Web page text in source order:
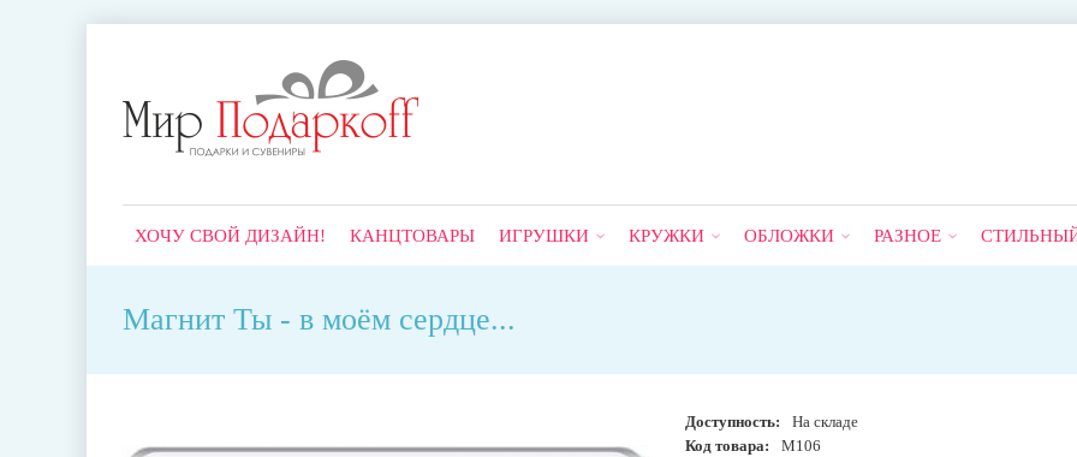
ХОЧУ СВОЙ ДИЗАЙН! КАНЦТОВАРЫ ИГРУШКИ КРУЖКИ ОБЛОЖКИ РАЗНОЕ
Магнит Ты - в моём сердце...
Доступность:
На складе
Код товара:
М106